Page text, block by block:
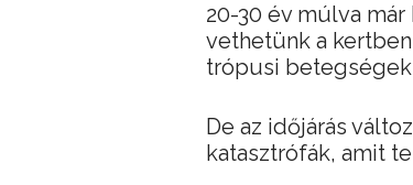
20-30 év múlva
vethetünk a
trópusi
De az időjárás
katasztrófák, amit